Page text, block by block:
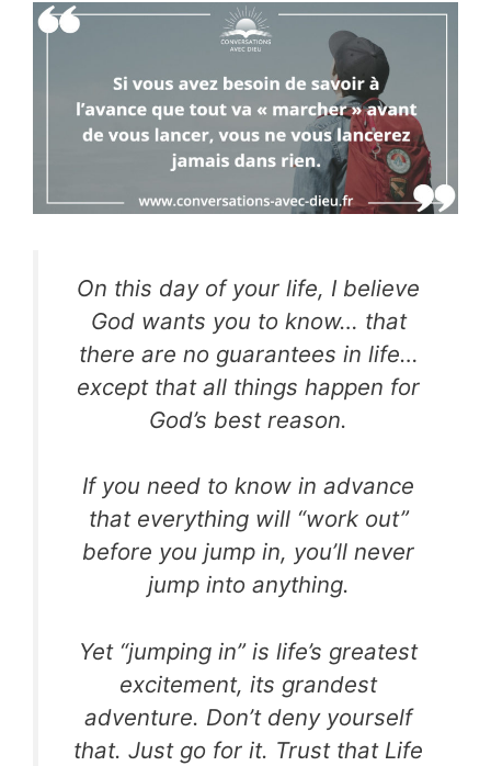
On this day of your life, I believe
God wants you to know… that
there are no guarantees in life…
except that all things happen for
God’s best reason.
If you need to know in advance
that everything will “work out”
before you jump in, you’ll never
jump into anything.
Yet “jumping in” is life’s greatest
excitement, its grandest
adventure. Don’t deny yourself
that. Just go for it. Trust that Life